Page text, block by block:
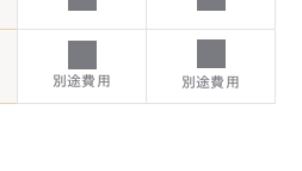
別途費用 別途費用